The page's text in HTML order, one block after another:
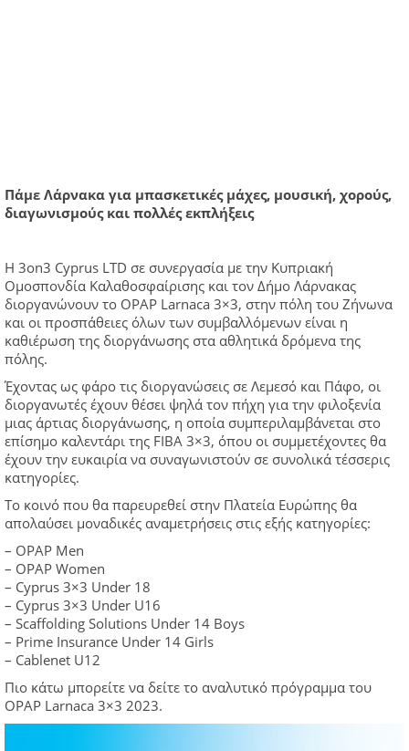
Πάμε Λάρνακα για μπασκετικές μάχες, μουσική, χορούς,
διαγωνισμούς και πολλές εκπλήξεις
Η 3on3 Cyprus LTD σε συνεργασία με την Κυπριακή
Ομοσπονδία Καλαθοσφαίρισης και τον Δήμο Λάρνακας
διοργανώνουν το OPAP Larnaca 3×3, στην πόλη του Ζήνωνα
και οι προσπάθειες όλων των συμβαλλόμενων είναι η
καθιέρωση της διοργάνωσης στα αθλητικά δρόμενα της
πόλης.
Έχοντας ως φάρο τις διοργανώσεις σε Λεμεσό και Πάφο, οι
διοργανωτές έχουν θέσει ψηλά τον πήχη για την φιλοξενία
μιας άρτιας διοργάνωσης, η οποία συμπεριλαμβάνεται στο
επίσημο καλεντάρι της FIBA 3×3, όπου οι συμμετέχοντες θα
έχουν την ευκαιρία να συναγωνιστούν σε συνολικά τέσσερις
κατηγορίες.
Το κοινό που θα παρευρεθεί στην Πλατεία Ευρώπης θα
απολαύσει μοναδικές αναμετρήσεις στις εξής κατηγορίες:
– OPAP Men
– OPAP Women
– Cyprus 3×3 Under 18
– Cyprus 3×3 Under U16
– Scaffolding Solutions Under 14 Boys
– Prime Insurance Under 14 Girls
– Cablenet U12
Πιο κάτω μπορείτε να δείτε το αναλυτικό πρόγραμμα του
OPAP Larnaca 3×3 2023.